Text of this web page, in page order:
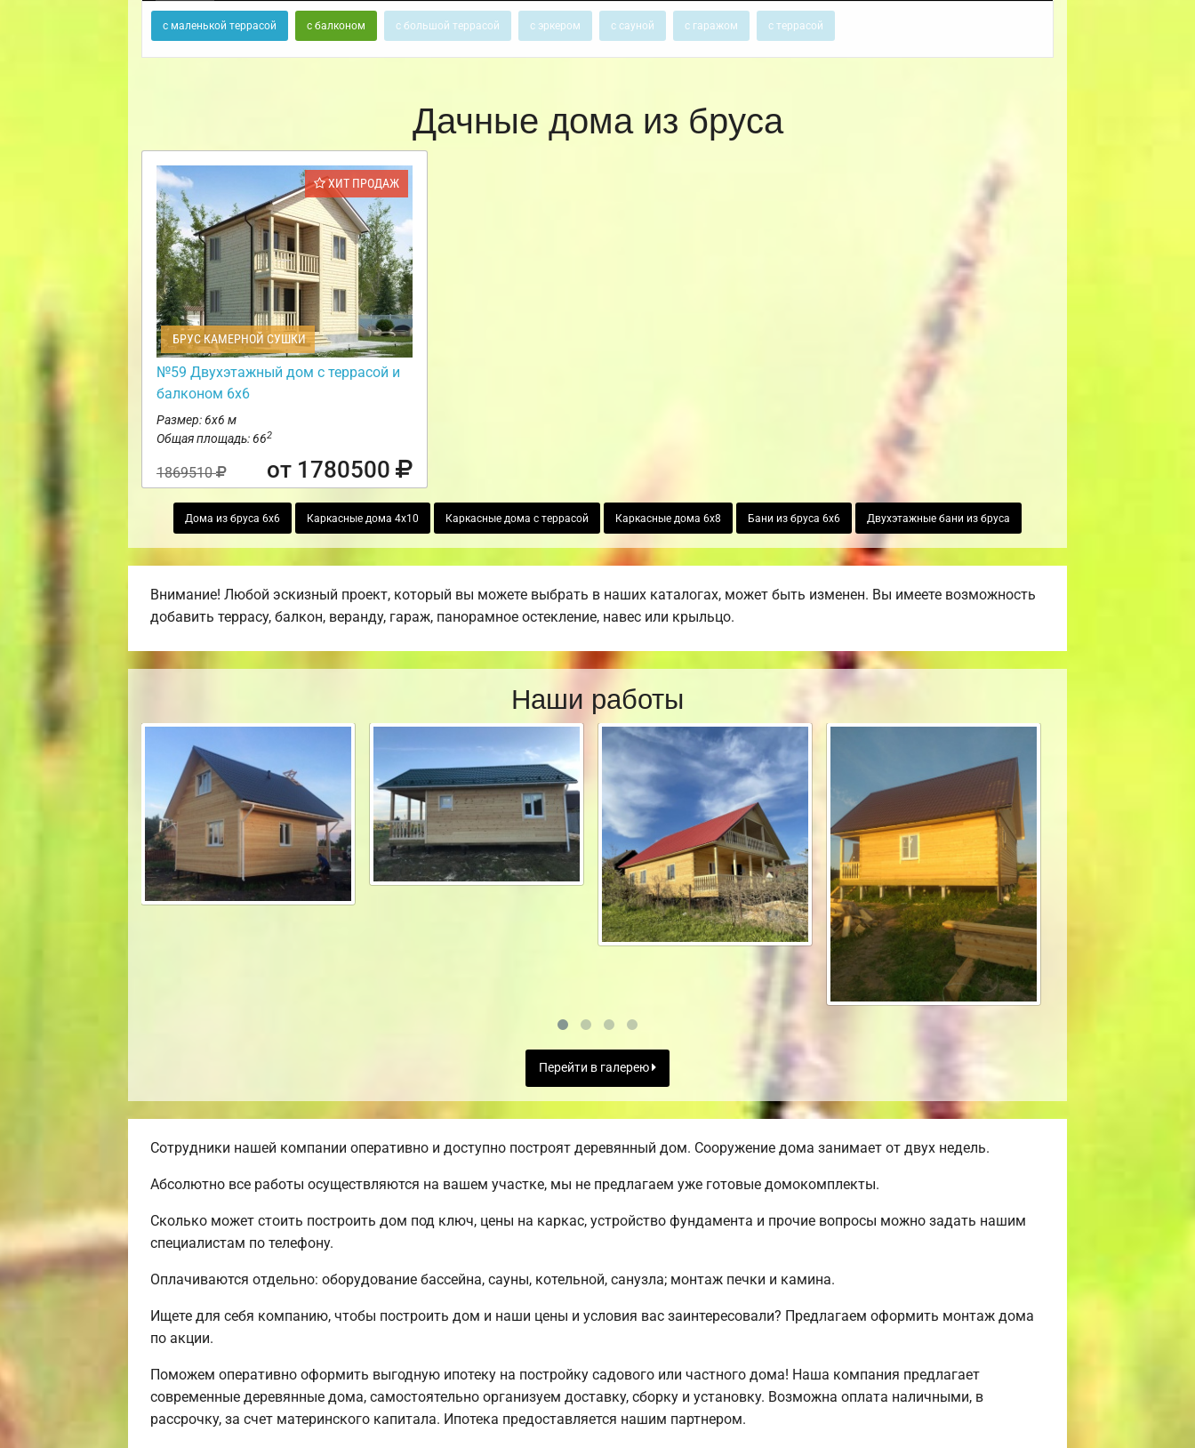
с маленькой террасой с балконом с большой террасой с эркером с сауной с гаражом с террасой
Дачные дома из бруса
ХИТ ПРОДАЖ
БРУС КАМЕРНОЙ СУШКИ
№59 Двухэтажный дом с террасой и
балконом 6х6
Размер: 6х6 м
Общая площадь: 662
1869510 от 1780500
Дома из бруса 6х6 Каркасные дома 4х10 Каркасные дома с террасой Каркасные дома 6х8 Бани из бруса 6х6 Двухэтажные бани из бруса
Внимание! Любой эскизный проект, который вы можете выбрать в наших каталогах, может быть изменен. Вы имеете возможность
добавить террасу, балкон, веранду, гараж, панорамное остекление, навес или крыльцо.
Наши работы
Перейти в галерею
Сотрудники нашей компании оперативно и доступно построят деревянный дом. Сооружение дома занимает от двух недель.
Абсолютно все работы осуществляются на вашем участке, мы не предлагаем уже готовые домокомплекты.
Сколько может стоить построить дом под ключ, цены на каркас, устройство фундамента и прочие вопросы можно задать нашим
специалистам по телефону.
Оплачиваются отдельно: оборудование бассейна, сауны, котельной, санузла; монтаж печки и камина.
Ищете для себя компанию, чтобы построить дом и наши цены и условия вас заинтересовали? Предлагаем оформить монтаж дома
по акции.
Поможем оперативно оформить выгодную ипотеку на постройку садового или частного дома! Наша компания предлагает
современные деревянные дома, самостоятельно организуем доставку, сборку и установку. Возможна оплата наличными, в
рассрочку, за счет материнского капитала. Ипотека предоставляется нашим партнером.